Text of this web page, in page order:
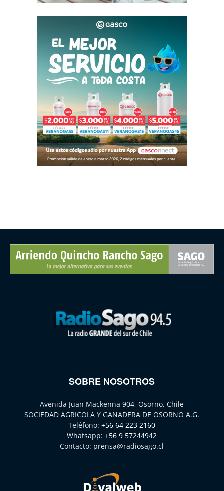
SOBRE NOSOTROS
Avenida Juan Mackenna 904, Osorno, Chile
SOCIEDAD AGRICOLA Y GANADERA DE OSORNO A.G.
Teléfono: +56 64 223 2160
Whatsapp: +56 9 57244942
Contacto: prensa@radiosago.cl